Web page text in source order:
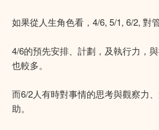
如果從人生角色看，4/6, 5/1, 6/2, 對
4/6的預先安排、計劃，及執行力，
也較多。
而6/2人有時對事情的思考與觀察力
助。